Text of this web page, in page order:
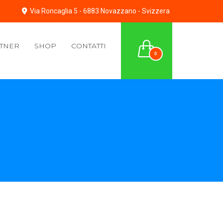
Via Roncaglia 5 - 6883 Novazzano - Svizzera
0
SHOP CONTATTI